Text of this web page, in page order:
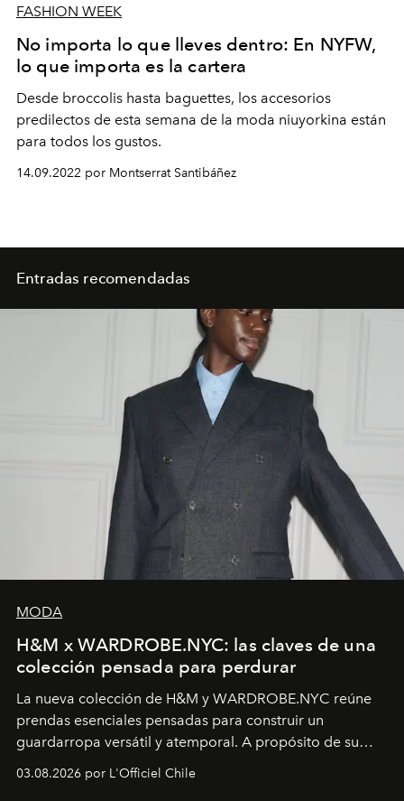
FASHION WEEK
No importa lo que lleves dentro: En NYFW,
lo que importa es la cartera
Desde broccolis hasta baguettes, los accesorios
predilectos de esta semana de la moda niuyorkina están
para todos los gustos.
14.09.2022 por Montserrat Santibáñez
Entradas recomendadas
MODA
H&M x WARDROBE.NYC: las claves de una
colección pensada para perdurar
La nueva colección de H&M y WARDROBE.NYC reúne
prendas esenciales pensadas para construir un
guardarropa versátil y atemporal. A propósito de su
la asesora creativa y jefa de diseño global de la marca
03.08.2026 por L'Officiel Chile